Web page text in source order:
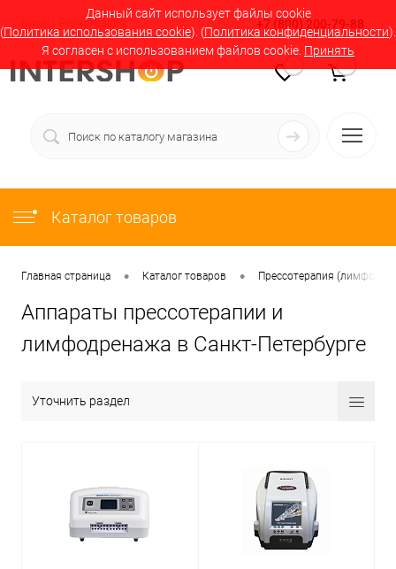
Данный сайт использует файлы cookie
(Политика использования cookie). (Политика конфиденциальности).
Я согласен с использованием файлов cookie. Принять
Вход Регистрация +7 (800) 200-79-88
Каталог товаров
Главная страница • Каталог товаров • Прессотерапия
Аппараты прессотерапии и
лимфодренажа в Санкт-Петербурге
Уточнить раздел